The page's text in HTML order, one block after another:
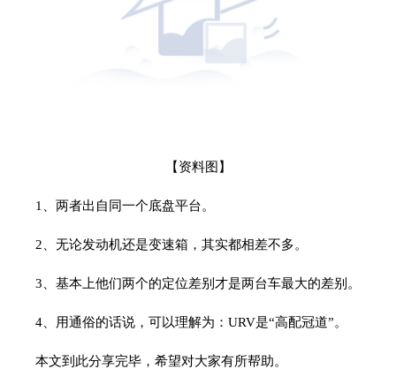
【资料图】
1、两者出自同一个底盘平台。
2、无论发动机还是变速箱，其实都相差不多。
3、基本上他们两个的定位差别才是两台车最大的差别。
4、用通俗的话说，可以理解为：URV是“高配冠道”。
本文到此分享完毕，希望对大家有所帮助。